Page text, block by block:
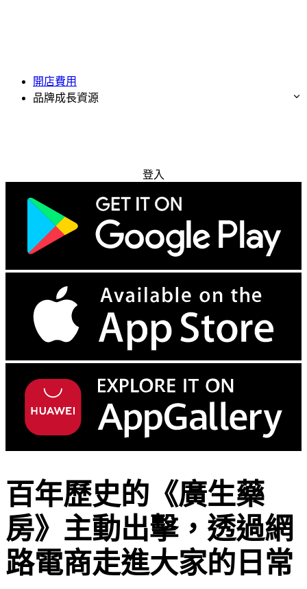
開店費用
品牌成長資源
登入
百年歷史的《廣生藥
房》主動出擊，透過網
路電商走進大家的日常